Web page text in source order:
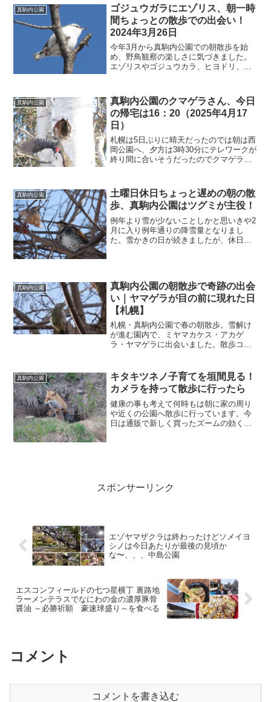
出会いもあった、札幌の朝散歩の記録で
す。
真駒内公園
ゴジュウガラにエゾリス、朝一時
間ちょっとの散歩での出会い！
2024年3月26日
今年3月から真駒内公園での朝散歩を始
め、野鳥観察の楽しさに気づきました。
エゾリスやゴジュウカラ、ヒヨドリ、ア
まとめています。観察は西岡公園も含
め、続けています。
真駒内公園
真駒内公園のクマゲラさん、今日
の帰宅は16：20（2025年4月17
日）
札幌は5日ぶりに晴天だったのでは朝は西
岡公園へ、夕方は3時30分にテレワークが
終り間に合いそうだったのでクマゲラさ
の晩秋からちょくちょくクマゲラさんを
朝の出勤の時と夕方...
真駒内公園
土曜日休日ちょっと遅めの朝の散
歩、真駒内公園はツグミが主役！
例年より雪が少ないことしかと思いきや2
月に入り例年通りの降雪量となりまし
た。雪かきの日が続きましたが、休日の
真駒内公園
真駒内公園の朝散歩で奇跡の出会
い｜ヤマゲラが目の前に現れた日
【札幌】
札幌・真駒内公園で春の朝散歩。雪解け
が進む園内で、ミヤマカケス・アカゲ
ラ・ヤマゲラに出会いました。散歩コー
真駒内公園
キタキツネノ子育てを垣間見る！
カメラを持って散歩に行ったら
健康の事も考えて何時もは朝に家の周り
や近くの公園へ散歩に行っています。今
日は通販で新しく買ったズームの効くデ
スポンサーリンク
エゾヤマザクラは終わったけどソメイヨ
シノは今日あたりが最後の見頃か
な〜、、、中島公園
エスコンフィールドの七つ星横丁 裏路地
ラーメンテラスでなにわの金の濃厚豚骨
醤油 ～必勝祈願 豪速球盛り～を食べる
コメント
コメントを書き込む